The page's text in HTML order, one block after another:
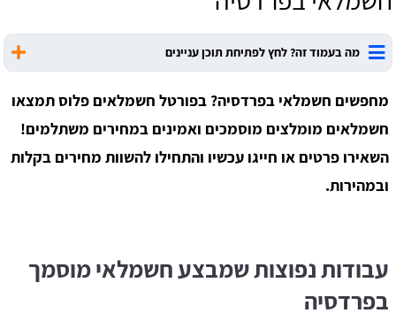
מה בעמוד זה? לחץ לפתיחת תוכן עניינים
מחפשים חשמלאי בפרדסיה? בפורטל חשמלאים פלוס תמצאו
חשמלאים מומלצים מוסמכים ואמינים במחירים משתלמים!
השאירו פרטים או חייגו עכשיו והתחילו להשוות מחירים בקלות
ובמהירות.
עבודות נפוצות שמבצע חשמלאי מוסמך
בפרדסיה